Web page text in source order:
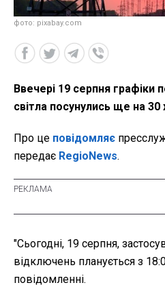
фото: pixabay.com
Ввечері 19 серпня графіки
світла посунулись ще на
Про це повідомляє
передає RegioNews.
"Сьогодні, 19 серпня,
відключень планується з
повідомленні.